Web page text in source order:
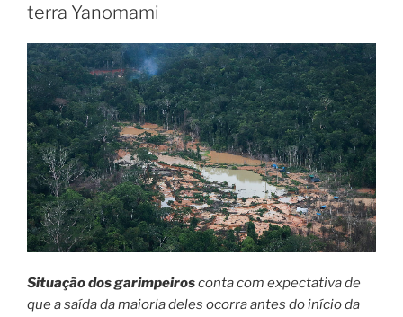
terra Yanomami
Situação dos garimpeirosconta com expectativa de
que a saída da maioria deles ocorra antes do início da